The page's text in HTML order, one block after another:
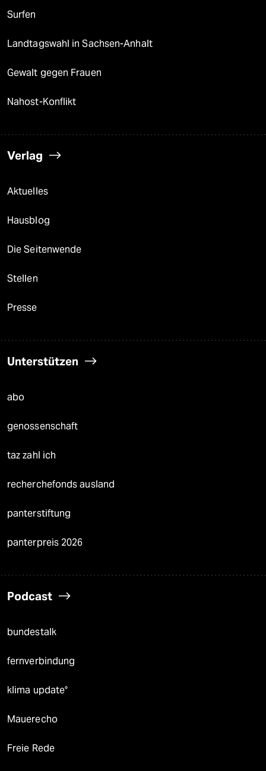
Surfen
Landtagswahl in Sachsen-Anhalt
Gewalt gegen Frauen
Nahost-Konflikt
Verlag
Aktuelles
Hausblog
Die Seitenwende
Stellen
Presse
Unterstützen
abo
genossenschaft
taz zahl ich
recherchefonds ausland
panterstiftung
panterpreis 2026
Podcast
bundestalk
fernverbindung
klima update°
Mauerecho
Freie Rede